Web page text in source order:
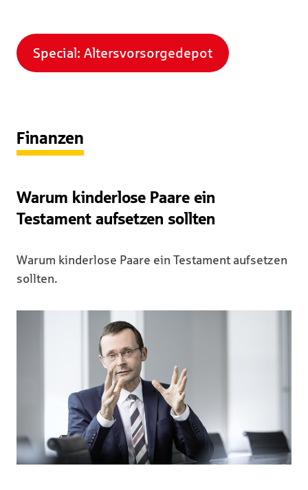
Special: Altersvorsorgedepot
Finanzen
Warum kinderlose Paare ein
Testament aufsetzen sollten
Warum kinderlose Paare ein Testament aufsetzen
sollten.